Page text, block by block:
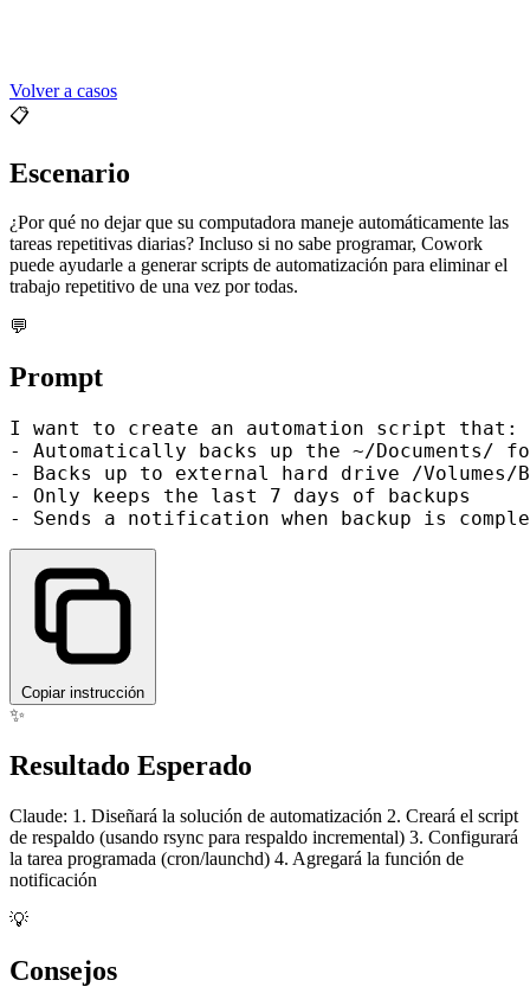
Volver a casos
📋
Escenario
¿Por qué no dejar que su computadora maneje automáticamente las
tareas repetitivas diarias? Incluso si no sabe programar, Cowork
puede ayudarle a generar scripts de automatización para eliminar el
trabajo repetitivo de una vez por todas.
💬
Prompt
I want to create an automation script that:
- Automatically backs up the ~/Documents/
- Backs up to external hard drive /Volumes/
- Only keeps the last 7 days of backups
Copiar instrucción
✨
Resultado Esperado
Claude: 1. Diseñará la solución de automatización 2. Creará el script
de respaldo (usando rsync para respaldo incremental) 3. Configurará
la tarea programada (cron/launchd) 4. Agregará la función de
notificación
💡
Consejos